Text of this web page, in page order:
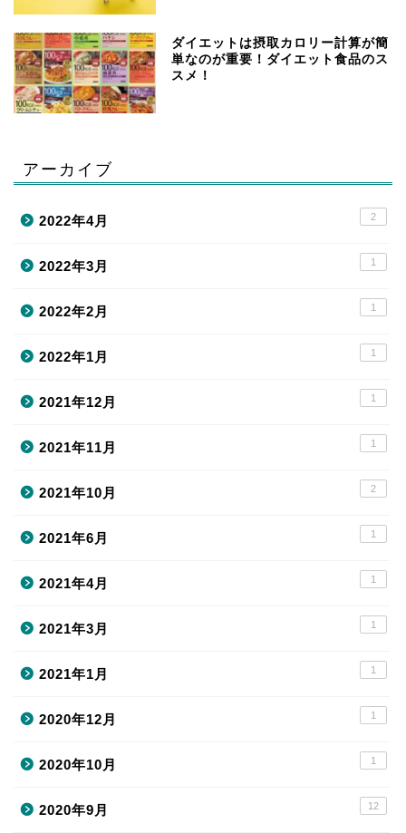
ダイエットは摂取カロリー計算が簡
単なのが重要！ダイエット食品のス
スメ！
アーカイブ
2022年4月 2
2022年3月 1
2022年2月 1
2022年1月 1
2021年12月 1
2021年11月 1
2021年10月 2
2021年6月 1
2021年4月 1
2021年3月 1
2021年1月 1
2020年12月 1
2020年10月 1
2020年9月 12